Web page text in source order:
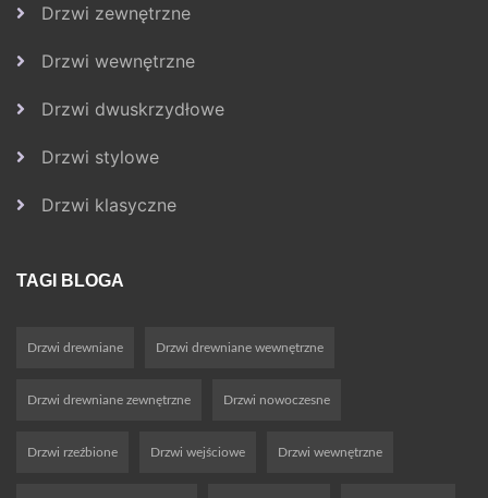
Drzwi zewnętrzne
Drzwi wewnętrzne
Drzwi dwuskrzydłowe
Drzwi stylowe
Drzwi klasyczne
TAGI BLOGA
Drzwi drewniane Drzwi drewniane wewnętrzne
Drzwi drewniane zewnętrzne Drzwi nowoczesne
Drzwi rzeźbione Drzwi wejściowe Drzwi wewnętrzne